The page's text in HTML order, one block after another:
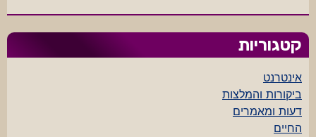
קטגוריות
אינטרנט
ביקורות והמלצות
דעות ומאמרים
החיים